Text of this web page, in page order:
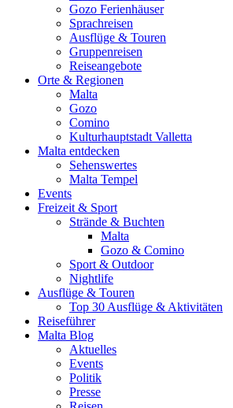
Gozo Ferienhäuser
Sprachreisen
Ausflüge & Touren
Gruppenreisen
Reiseangebote
Orte & Regionen
Malta
Gozo
Comino
Kulturhauptstadt Valletta
Malta entdecken
Sehenswertes
Malta Tempel
Events
Freizeit & Sport
Strände & Buchten
Malta
Gozo & Comino
Sport & Outdoor
Nightlife
Ausflüge & Touren
Top 30 Ausflüge & Aktivitäten
Reiseführer
Malta Blog
Aktuelles
Events
Politik
Presse